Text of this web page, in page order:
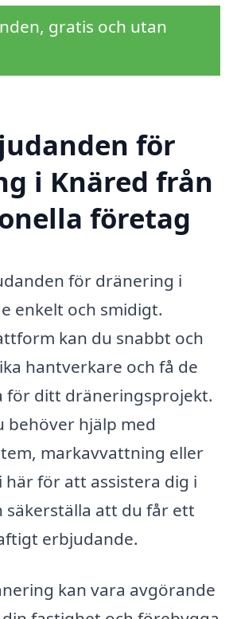
gratis och utan
för
i Knäred från
företag
för dränering i
enkelt och smidigt.
kan du snabbt och
hantverkare och få de
för ditt dräneringsprojekt.
behöver hjälp med
markavvattning eller
här för att assistera dig i
säkerställa att du får ett
erbjudande.
kan vara avgörande